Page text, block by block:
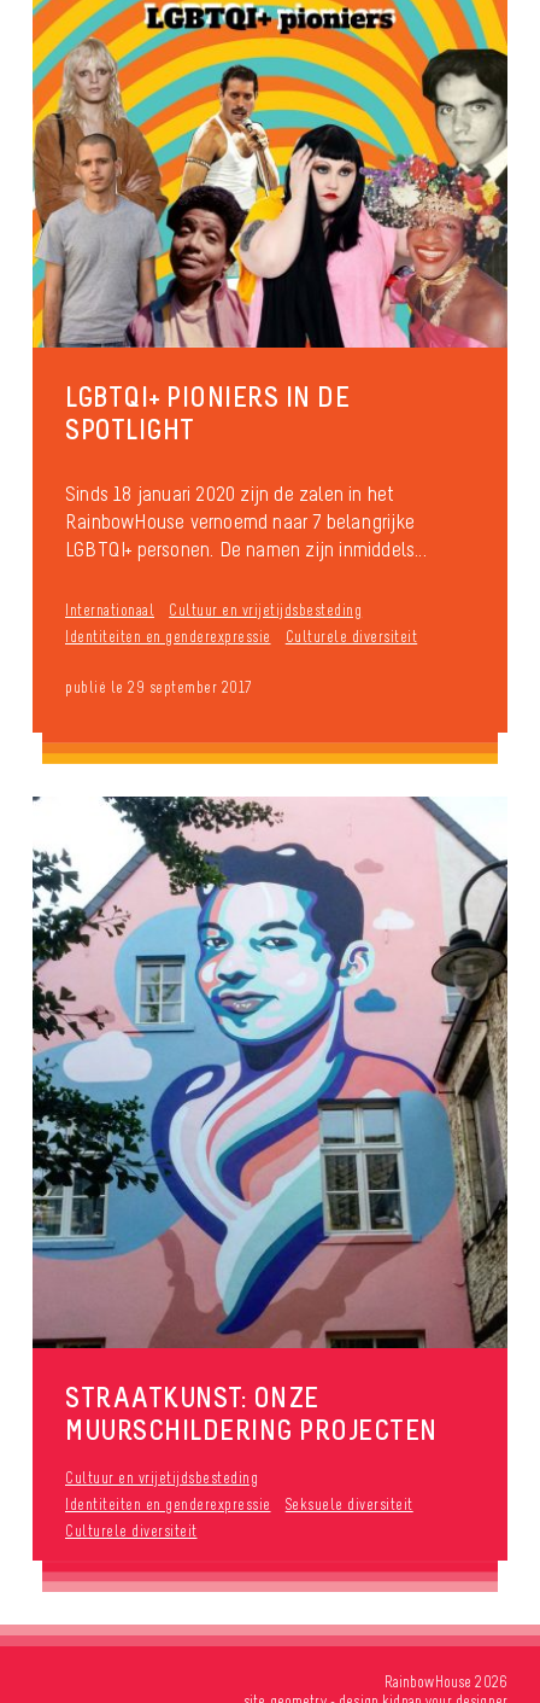
LGBTQI+ PIONIERS IN DE
SPOTLIGHT
Sinds 18 januari 2020 zijn de zalen in het
RainbowHouse vernoemd naar 7 belangrijke
LGBTQI+ personen. De namen zijn inmiddels...
Internationaal
Cultuur en vrijetijdsbesteding
Identiteiten en genderexpressie
Culturele diversiteit
publié le 29 september 2017
STRAATKUNST: ONZE
MUURSCHILDERING PROJECTEN
Cultuur en vrijetijdsbesteding
Identiteiten en genderexpressie
Seksuele diversiteit
Culturele diversiteit
RainbowHouse 2026